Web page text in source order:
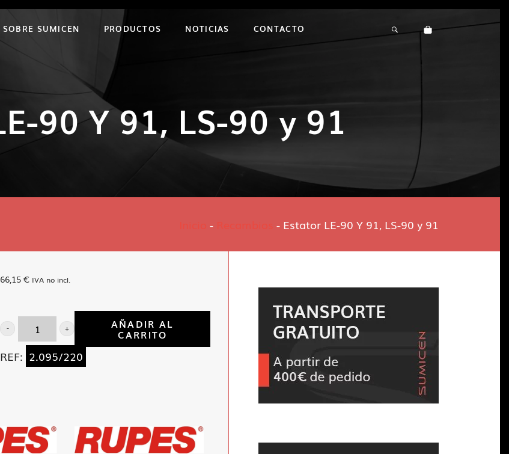
SOBRE SUMICEN PRODUCTOS NOTICIAS CONTACTO
90 Y 91, LS-90 y 91
- - Estator LE-90 Y 91, LS-90 y 91
66,15 € IVA no incl.
Estator
LE-
LS-
90
AÑADIR AL
CARRITO
REF: 2.095/220